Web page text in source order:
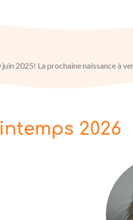
2025! La prochaine naissance à
2026